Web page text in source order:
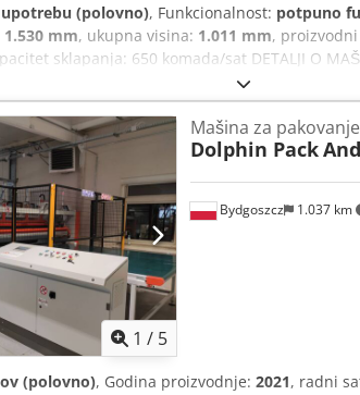
(polovno), Funkcionalnost: potpuno
1.530 mm, ukupna visina: 1.011 mm,
sklapanja: 650 komada/sat DETALJI O
220 V, jednofazno/dvofazno Snaga: 0,7 kW
Dof 6 različitih programa sklapanja
1 / 5
Bydgoszcz 1.037 km
Mašina za
Dolphin Pack
(polovno), Godina proizvodnje: 2021, radni